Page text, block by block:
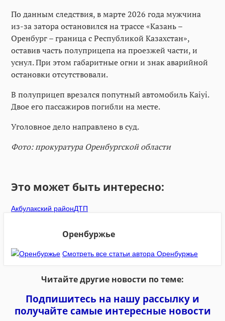
По данным следствия, в марте 2026 года мужчина
из-за затора остановился на трассе «Казань –
Оренбург – граница с Республикой Казахстан»,
оставив часть полуприцепа на проезжей части, и
уснул. При этом габаритные огни и знак аварийной
остановки отсутствовали.
В полуприцеп врезался попутный автомобиль Kaiyi.
Двое его пассажиров погибли на месте.
Уголовное дело направлено в суд.
Фото: прокуратура Оренбургской области
Это может быть интересно:
Акбулакский районДТП
Оренбуржье
Смотреть все статьи автора Оренбуржье
Читайте другие новости по теме:
Подпишитесь на нашу рассылку и
получайте самые интересные новости